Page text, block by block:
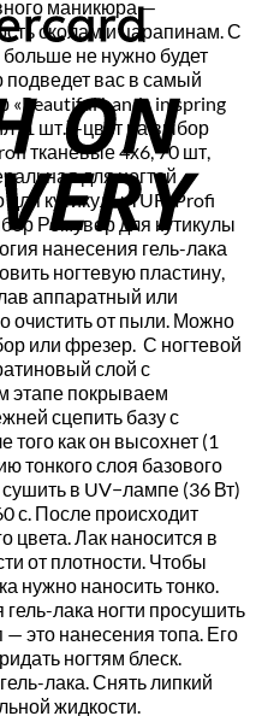
маникюра —
сколам и царапинам. С
не нужно будет
подведет вас в самый
hands in spring
(1 шт.) -цвет на выбор
тканевые 4х6, 70 шт,
для ногтей
для кутикулы TUFI Profi
Ремувер для кутикулы
нанесения гель-лака
ногтевую пластину,
аппаратный или
очистить от пыли. Можно
или фрезер. С ногтевой
слой с
покрываем
сцепить базу с
как он высохнет (1
тонкого слоя базового
в UV−лампе (36 Вт)
с. После происходит
цвета. Лак наносится в
от плотности. Чтобы
нужно наносить тонко.
лака ногти просушить
это нанесения топа. Его
ногтям блеск.
лака. Снять липкий
жидкости.